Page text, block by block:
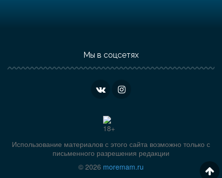
Мы в соцсетях
Использование материалов с этого сайта возможно только с
письменного разрешения редакции
© 2026 moremam.ru